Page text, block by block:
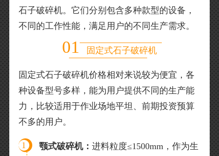
石子破碎机。它们分别包含多种款型的设备，
不同的工作性能，满足用户的不同生产需求。
01 固定式石子破碎机
固定式石子破碎机价格相对来说较为便宜，各
种设备型号多样，能为用户提供不同的生产能
力，比较适用于作业场地平坦、前期投资预算
不多的用户。
1 颚式破碎机：进料粒度≤1500mm，作为生